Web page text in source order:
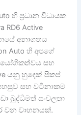
හි ප්‍රධාන විධායක
RD6 Active
අනාගතය
Auto හි අපගේ
සහ
යනු හුදෙක් පිකප්
සහ වටිනාකම
බුද්ධිමත් සංචලතා
වන වාහනයක්.